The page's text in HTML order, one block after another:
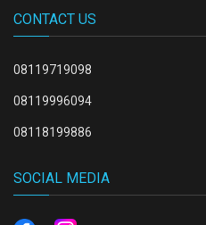
CONTACT US
08119719098
08119996094
08118199886
SOCIAL MEDIA